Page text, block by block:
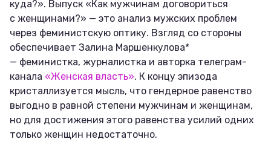
куда?». Выпуск «Как мужчинам договориться
с женщинами?» — это анализ мужских проблем
через феминистскую оптику. Взгляд со стороны
обеспечивает Залина Маршенкулова*
— феминистка, журналистка и авторка телеграм-
канала «Женская власть». К концу эпизода
кристаллизуется мысль, что гендерное равенство
выгодно в равной степени мужчинам и женщинам,
но для достижения этого равенства усилий одних
только женщин недостаточно.